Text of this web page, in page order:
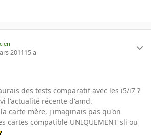
201115 a
des tests comparatif avec les i5/i7 ?
l'actualité récente d'amd.
carte mère, j'imaginais pas qu'on
cartes compatible UNIQUEMENT sli ou